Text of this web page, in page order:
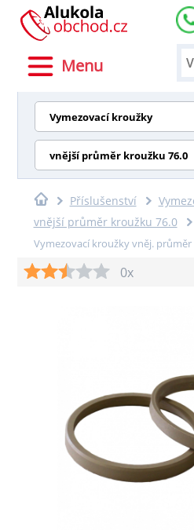
Menu
Vymezovací kroužky
vnější průměr kroužku 76.0
Příslušenství
vnější průměr kroužku 76.0
Vymezovací kroužky vněj. průměr
0x